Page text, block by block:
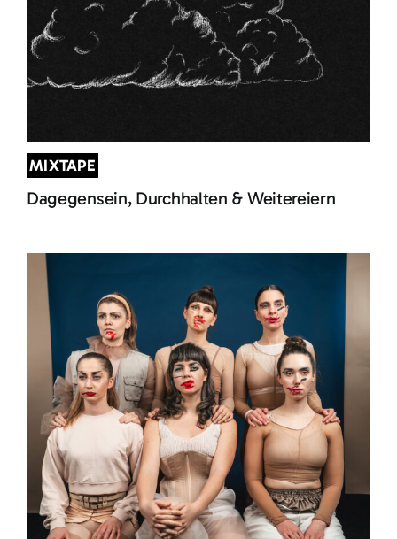
MIXTAPE
Dagegensein, Durchhalten & Weitereiern